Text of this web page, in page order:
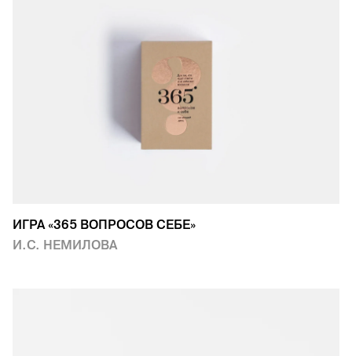
ИГРА «365 ВОПРОСОВ СЕБЕ»
И.С. НЕМИЛОВА